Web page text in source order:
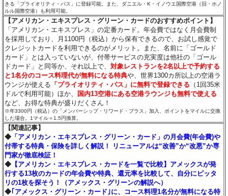
きる「プライオリティ・パス」に登録可能。また、ダニエル・K・イノウエ国際空港（旧・ホノ
ルル国際空港）も利用可能。
【アメリカン・エキスプレス・グリーン・カードのおすすめポイント】
「アメリカン・エキスプレス」の定番カード。年会費ではなく月会費制
を採用しており、月1100円（税込）から保有できるので、お試し感覚で
クレジットカードを利用できるのがメリット。また、名前に「ゴールド
カード」とは入っていないが、付帯サービスの充実度は他社の「ゴール
ドカード」と同等か、それ以上で、対象レストランを2名以上で予約する
と1名分のコース料理代が無料になる特典や、世界1300カ所以上の空港ラ
ウンジが使える 「プライオリティ・パス」に無料で登録できる （1回35米
ドルで利用可能）ほか、 国内13空港にある空港ラウンジも無料で使える
など、お得な特典が盛りだくさん！
※年3300円（税込）の「メンバーシップ・リワード・プラス」加入、ポイントをマイルに交換
した場合。1マイル＝1.5円換算。
【関連記事】
◆ 「アメリカン・エキスプレス・グリーン・カード」の月会費(年会費)や
付帯する特典・保険を詳しく解説！ リニューアルは“改善”か“改悪”か専
門家が徹底検証！
◆ 【アメリカン・エキスプレス・カードを一覧で比較】アメックスが発
行する13枚のカードの年会費や特典、還元率を比較して、自分にピッタ
リの1枚を探そう！（アメックス・グリーンの解説へ）
◆ ｢アメックス・グリーン・カード｣に、コース料理1名分が無料になる特